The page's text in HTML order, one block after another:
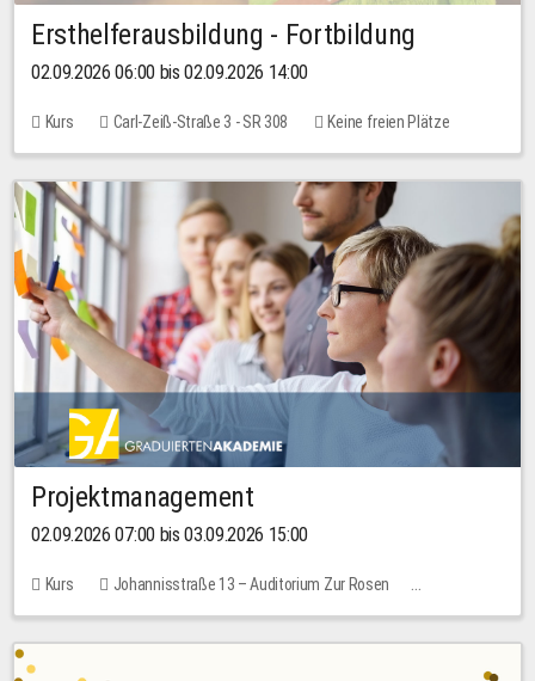
Ersthelferausbildung - Fortbildung
02.09.2026 06:00 bis 02.09.2026 14:00
Kurs Carl-Zeiß-Straße 3 - SR 308 Keine freien Plätze
Projektmanagement
02.09.2026 07:00 bis 03.09.2026 15:00
Kurs
Johannisstraße 13 – Auditorium Zur Rosen
Keine freien Plätze
30,00 EUR